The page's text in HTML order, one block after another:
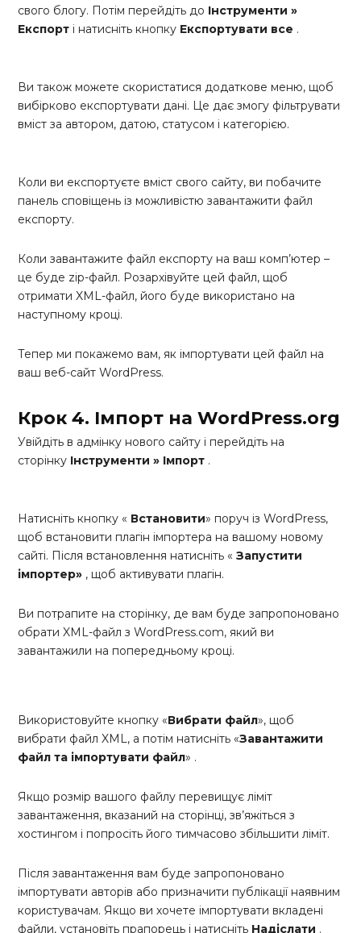
свого блогу. Потім перейдіть до Інструменти »
Експорт і натисніть кнопку Експортувати все .
Ви також можете скористатися додаткове меню, щоб
вибірково експортувати дані. Це дає змогу фільтрувати
вміст за автором, датою, статусом і категорією.
Коли ви експортуєте вміст свого сайту, ви побачите
панель сповіщень із можливістю завантажити файл
експорту.
Коли завантажите файл експорту на ваш комп’ютер –
це буде zip-файл. Розархівуйте цей файл, щоб
отримати XML-файл, його буде використано на
наступному кроці.
Тепер ми покажемо вам, як імпортувати цей файл на
ваш веб-сайт WordPress.
Крок 4. Імпорт на WordPress.org
Увійдіть в адмінку нового сайту і перейдіть на
сторінку Інструменти » Імпорт .
Натисніть кнопку « Встановити» поруч із WordPress,
щоб встановити плагін імпортера на вашому новому
сайті. Після встановлення натисніть « Запустити
імпортер» , щоб активувати плагін.
Ви потрапите на сторінку, де вам буде запропоновано
обрати XML-файл з WordPress.com, який ви
завантажили на попередньому кроці.
Використовуйте кнопку «Вибрати файл», щоб
вибрати файл XML, а потім натисніть «Завантажити
файл та імпортувати файл» .
Якщо розмір вашого файлу перевищує ліміт
завантаження, вказаний на сторінці, зв’яжіться з
хостингом і попросіть його тимчасово збільшити ліміт.
Після завантаження вам буде запропоновано
імпортувати авторів або призначити публікації наявним
користувачам. Якщо ви хочете імпортувати вкладені
файли, установіть прапорець і натисніть Надіслати .